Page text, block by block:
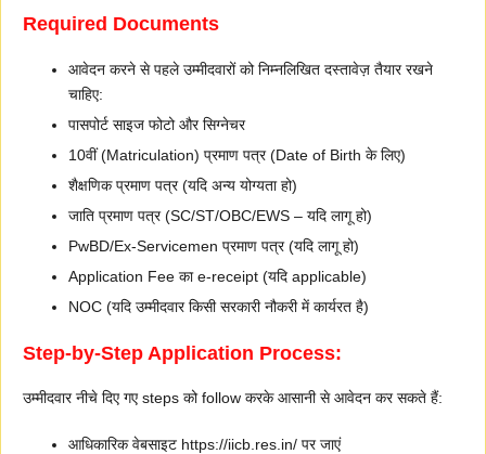
Required Documents
आवेदन करने से पहले उम्मीदवारों को निम्नलिखित दस्तावेज़ तैयार रखने
चाहिए:
पासपोर्ट साइज फोटो और सिग्नेचर
10वीं (Matriculation) प्रमाण पत्र (Date of Birth के लिए)
शैक्षणिक प्रमाण पत्र (यदि अन्य योग्यता हो)
जाति प्रमाण पत्र (SC/ST/OBC/EWS – यदि लागू हो)
PwBD/Ex-Servicemen प्रमाण पत्र (यदि लागू हो)
Application Fee का e-receipt (यदि applicable)
NOC (यदि उम्मीदवार किसी सरकारी नौकरी में कार्यरत है)
Step-by-Step Application Process:
उम्मीदवार नीचे दिए गए steps को follow करके आसानी से आवेदन कर सकते हैं:
आधिकारिक वेबसाइट https://iicb.res.in/ पर जाएं